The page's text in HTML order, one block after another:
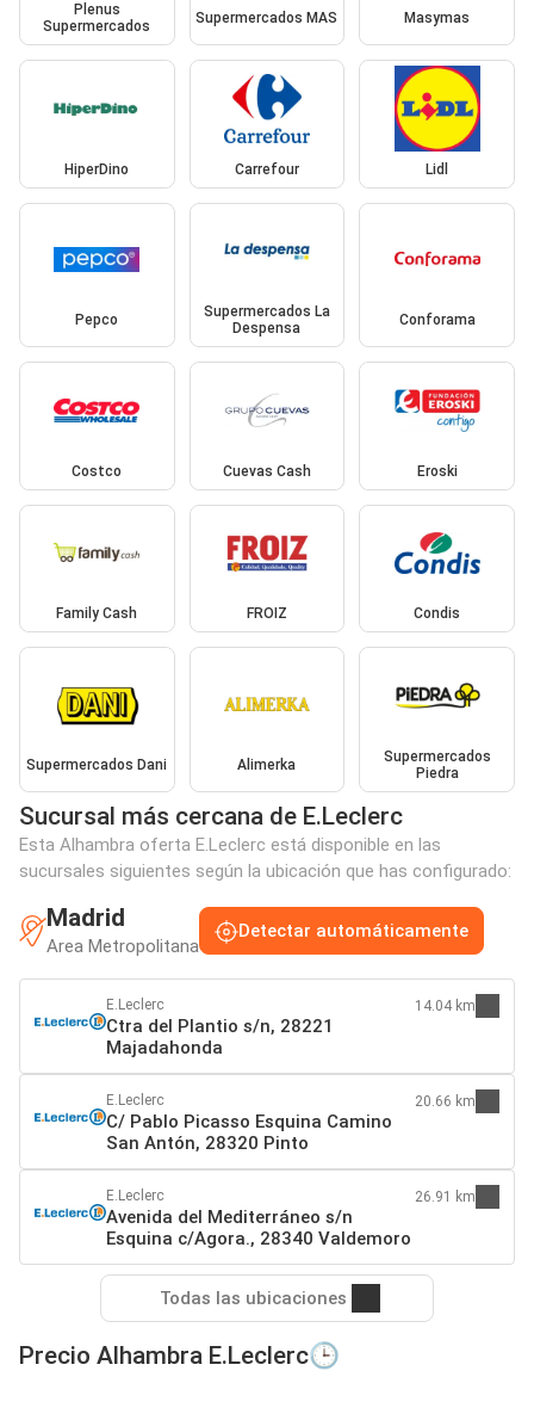
Plenus
Supermercados
Supermercados MAS Masymas
HiperDino Carrefour Lidl
Pepco
Supermercados La
Despensa
Conforama
Costco Cuevas Cash Eroski
Family Cash FROIZ Condis
Supermercados Dani Alimerka
Supermercados
Piedra
Sucursal más cercana de E.Leclerc
Esta Alhambra oferta E.Leclerc está disponible en las
sucursales siguientes según la ubicación que has configurado:
Madrid
Area Metropolitana
Detectar automáticamente
E.Leclerc
Ctra del Plantio s/n, 28221
Majadahonda
14.04 km
E.Leclerc
C/ Pablo Picasso Esquina Camino
San Antón, 28320 Pinto
20.66 km
E.Leclerc
Avenida del Mediterráneo s/n
Esquina c/Agora., 28340 Valdemoro
26.91 km
Todas las ubicaciones
Precio Alhambra E.Leclerc🕒